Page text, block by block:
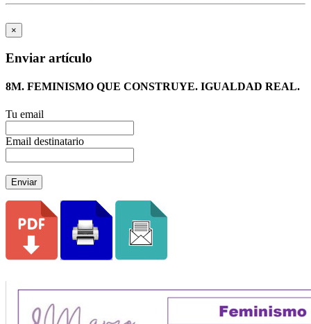
×
Enviar artículo
8M. FEMINISMO QUE CONSTRUYE. IGUALDAD REAL.
Tu email
Email destinatario
Enviar